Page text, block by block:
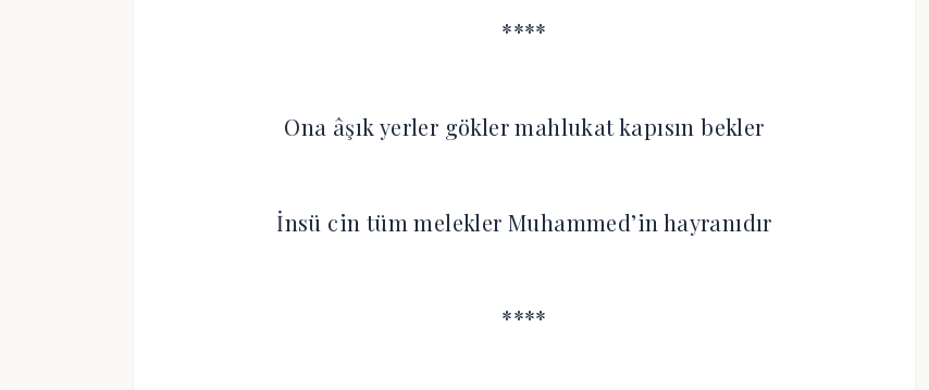
****
Ona âşık yerler gökler mahlukat kapısın bekler
İnsü cin tüm melekler Muhammed’in hayranıdır
****